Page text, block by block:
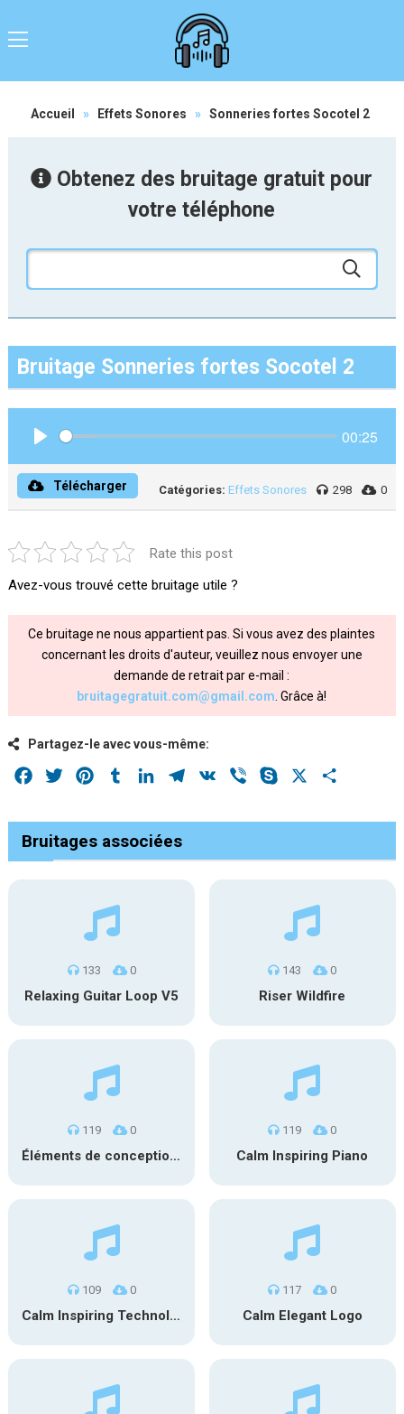
Accueil » Effets Sonores » Sonneries fortes Socotel 2
Obtenez des bruitage gratuit pour
votre téléphone
Bruitage Sonneries fortes Socotel 2
00:25
Télécharger Catégories: Effets Sonores 298 0
Rate this post
Avez-vous trouvé cette bruitage utile ?
Ce bruitage ne nous appartient pas. Si vous avez des plaintes
concernant les droits d'auteur, veuillez nous envoyer une
demande de retrait par e-mail :
bruitagegratuit.com@gmail.com . Grâce à!
Partagez-le avec vous-même:
Facebook
Twitter PinterestTumblrLinkedInTelegram
VK Viber Skype
Bruitages associées
133 0
Relaxing Guitar Loop V5
143 0
Riser Wildfire
119 0
Éléments de conception sonore SFX PS 022
119 0
Calm Inspiring Piano
109 0
Calm Inspiring Technology Logo
117 0
Calm Elegant Logo